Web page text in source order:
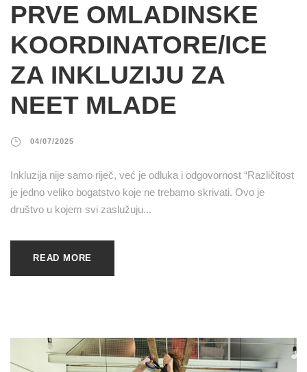
PRVE OMLADINSKE
KOORDINATORE/ICE
ZA INKLUZIJU ZA
NEET MLADE
04/07/2025
Inkluzija nije samo riječ, već je odluka i odgovornost “Različitost
je jedno veliko bogatstvo koje ne trebamo skrivati. Ovo je
društvo u kojem svi zaslužuju...
READ MORE